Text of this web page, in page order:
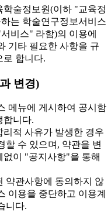
학술정보원(이하 "교육정
는 학술연구정보서비스
비스" 라함)의 이용에
기타 필요한 사항을 규
로 합니다.
변경)
메뉴에 게시하여 공시함
합니다.
적 사유가 발생한 경우
할 수 있으며, 약관을 변
없이 "공지사항"을 통해
약관사항에 동의하지 않
이용을 중단하고 이용계
니다.